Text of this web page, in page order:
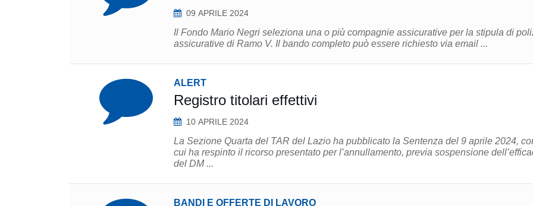
09 APRILE 2024
Il Fondo Mario Negri seleziona una o più compagnie assicurative per la stipula di
assicurative di Ramo V. Il bando completo può essere richiesto via email ...
ALERT
Registro titolari effettivi
10 APRILE 2024
La Sezione Quarta del TAR del Lazio ha pubblicato la Sentenza del 9 aprile 2024,
cui ha respinto il ricorso presentato per l’annullamento, previa sospensione
del DM ...
BANDI E OFFERTE DI LAVORO